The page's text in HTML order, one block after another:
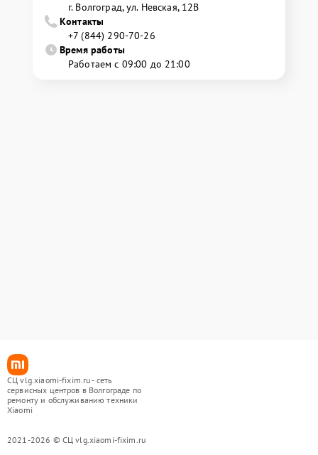
г. Волгоград, ул. Невская, 12В
Контакты
+7 (844) 290-70-26
Время работы
Работаем с 09:00 до 21:00
СЦ vlg.xiaomi-fixim.ru - сеть
сервисных центров в Волгограде по
ремонту и обслуживанию техники
Xiaomi
2021-2026 © СЦ vlg.xiaomi-fixim.ru